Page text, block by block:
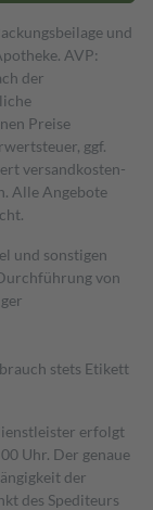
und
AVP:
der
Preise
ggf.
versand­kosten­
Alle Angebote
und sonstigen
von
stets Etikett
erfolgt
Uhr. Der genaue
der
des Spediteurs